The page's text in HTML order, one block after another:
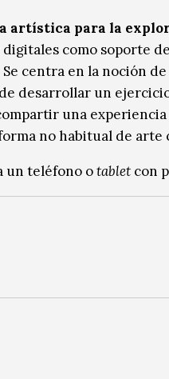
artística para la
como soporte
centra en la noción
desarrollar un
una
no habitual de arte
un teléfono otablet con